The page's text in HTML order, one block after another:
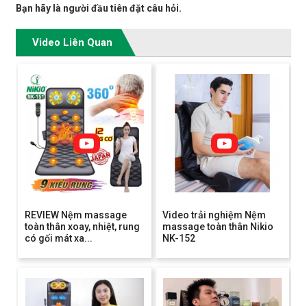
Bạn hãy là người đầu tiên đặt câu hỏi.
Video Liên Quan
REVIEW Nệm massage
toàn thân xoay, nhiệt, rung
có gối mát xa...
Video trải nghiệm Nệm
massage toàn thân Nikio
NK-152